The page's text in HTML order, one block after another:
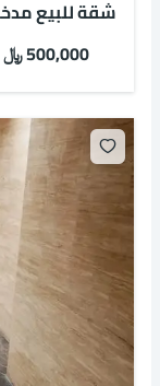
شقة للبيع
500,000 ﷼